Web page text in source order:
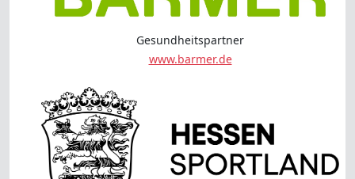
Gesundheitspartner
www.barmer.de